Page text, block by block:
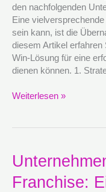
den nachfolgenden
Eine
sein kann, ist die
diesem Artikel
Win-Lösung für eine
dienen können. 1.
Weiterlesen »
Franchise:
durch
Franchise: